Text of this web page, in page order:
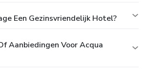
Een Gezinsvriendelijk Hotel?
Aanbiedingen Voor Acqua